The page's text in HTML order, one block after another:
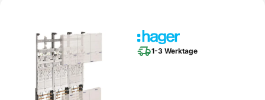
1-3 Werktage